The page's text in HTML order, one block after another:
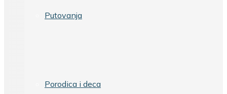
Putovanja
Porodica i deca